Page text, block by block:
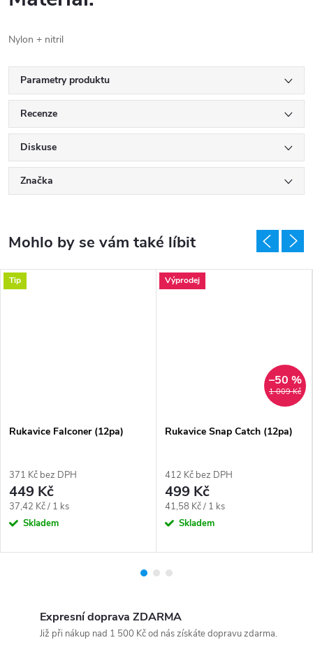
Expresní doprava ZDARMA
Již při nákup nad 1 500 Kč od nás získáte dopravu zdarma.
Nylon + nitril
Parametry produktu
Recenze
Diskuse
Značka
Tip
Rukavice Falconer (12pa)
371 Kč bez DPH
449 Kč
Měrná
cena:
37,42 Kč / 1 ks
Skladem
Výprodej
1 009 Kč
–50 %
Rukavice Snap Catch (12pa)
412 Kč bez DPH
499 Kč
Měrná
cena:
41,58 Kč / 1 ks
Skladem